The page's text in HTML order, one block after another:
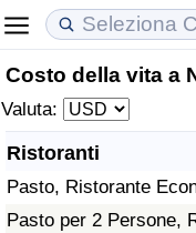
Costo della vita a
Valuta:
Ristoranti
Pasto, Ristorante
Pasto per 2 Persone,
Costo della vita
Indice Del Costo
Indice Del Costo
Prezzi degli immobili
Indice del Prezzo
Indice del Prezzo
Qualità della Vita
Indice della Qualità
Indice della Qualità